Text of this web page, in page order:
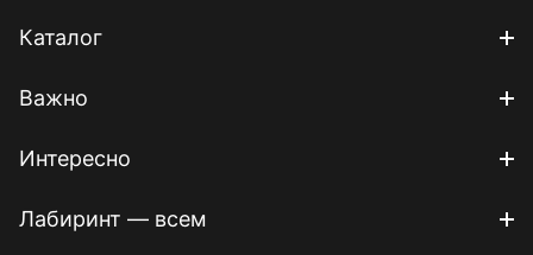
Каталог
Важно
Интересно
Лабиринт — всем